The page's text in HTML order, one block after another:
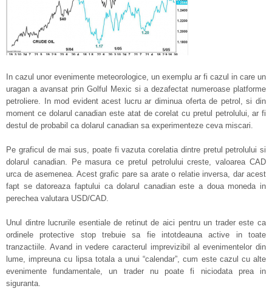
In cazul unor evenimente meteorologice, un exemplu ar fi cazul in care un
uragan a avansat prin Golful Mexic si a dezafectat numeroase platforme
petroliere. In mod evident acest lucru ar diminua oferta de petrol, si din
moment ce dolarul canadian este atat de corelat cu pretul petrolului, ar fi
destul de probabil ca dolarul canadian sa experimenteze ceva miscari.
Pe graficul de mai sus, poate fi vazuta corelatia dintre pretul petrolului si
dolarul canadian. Pe masura ce pretul petrolului creste, valoarea CAD
urca de asemenea. Acest grafic pare sa arate o relatie inversa, dar acest
fapt se datoreaza faptului ca dolarul canadian este a doua moneda in
perechea valutara USD/CAD.
Unul dintre lucrurile esentiale de retinut de aici pentru un trader este ca
ordinele protective stop trebuie sa fie intotdeauna active in toate
tranzactiile. Avand in vedere caracterul imprevizibil al evenimentelor din
lume, impreuna cu lipsa totala a unui “calendar”, cum este cazul cu alte
evenimente fundamentale, un trader nu poate fi niciodata prea in
siguranta.